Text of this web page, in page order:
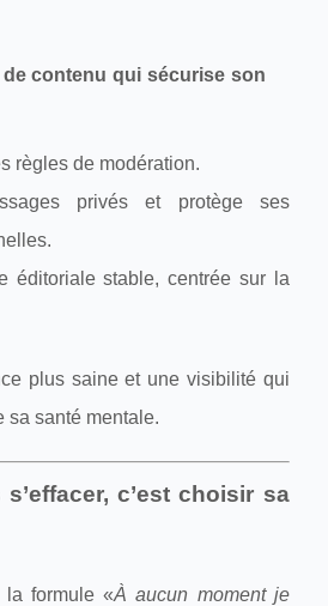
contenu qui sécurise son
règles de modération.
privés et protège ses
éditoriale stable, centrée sur la
plus saine et une visibilité qui
sa santé mentale.
c’est choisir sa
la formule «À aucun moment je